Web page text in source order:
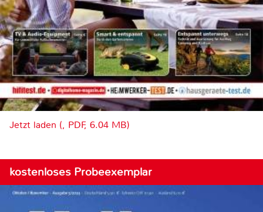
Jetzt laden (, PDF, 6.04 MB)
kostenloses Probeexemplar